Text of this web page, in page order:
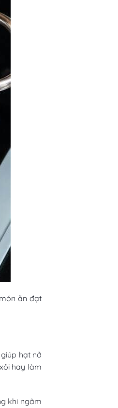
ăn đạt
hạt nở
hay làm
khi ngâm